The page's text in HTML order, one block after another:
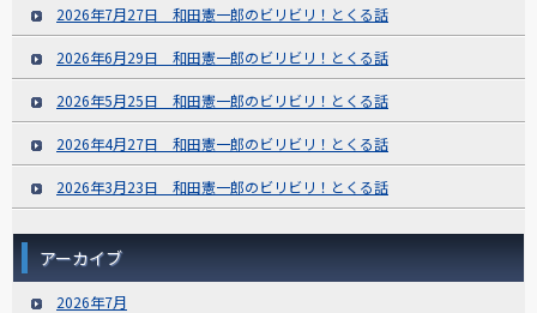
2026年7月27日 和田憲一郎のビリビリ！とくる話
2026年6月29日 和田憲一郎のビリビリ！とくる話
2026年5月25日 和田憲一郎のビリビリ！とくる話
2026年4月27日 和田憲一郎のビリビリ！とくる話
2026年3月23日 和田憲一郎のビリビリ！とくる話
アーカイブ
2026年7月